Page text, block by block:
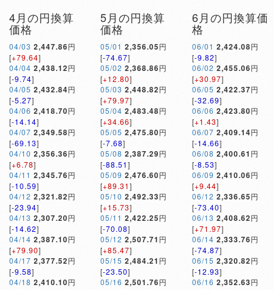
4月の円換算
価格
04/03 2,447.86円
[+79.64]
04/04 2,438.12円
[-9.74]
04/05 2,432.84円
[-5.27]
04/06 2,418.70円
[-14.14]
04/07 2,349.58円
[-69.13]
04/10 2,356.36円
[+6.78]
04/11 2,345.76円
[-10.59]
04/12 2,321.82円
[-23.94]
04/13 2,307.20円
[-14.62]
04/14 2,387.10円
[+79.90]
04/17 2,377.52円
[-9.58]
04/18 2,410.10円
5月の円換算
価格
05/01 2,356.05円
[-74.67]
05/02 2,368.86円
[+12.80]
05/03 2,448.82円
[+79.97]
05/04 2,483.48円
[+34.66]
05/05 2,475.80円
[-7.68]
05/08 2,387.29円
[-88.51]
05/09 2,476.60円
[+89.31]
05/10 2,492.33円
[+15.73]
05/11 2,422.25円
[-70.08]
05/12 2,507.71 円
[+85.47]
05/15 2,484.21 円
[-23.50]
05/16 2,501.76円
6月の円換算価
格
06/01 2,424.08円
[-9.82]
06/02 2,455.06円
[+30.97]
06/05 2,422.37円
[-32.69]
06/06 2,423.80円
[+1.43]
06/07 2,409.14円
[-14.66]
06/08 2,400.61 円
[-8.53]
06/09 2,410.06円
[+9.44]
06/12 2,336.65円
[-73.40]
06/13 2,408.62円
[+71.97]
06/14 2,333.76円
[-74.87]
06/15 2,320.82円
[-12.93]
06/16 2,352.63円